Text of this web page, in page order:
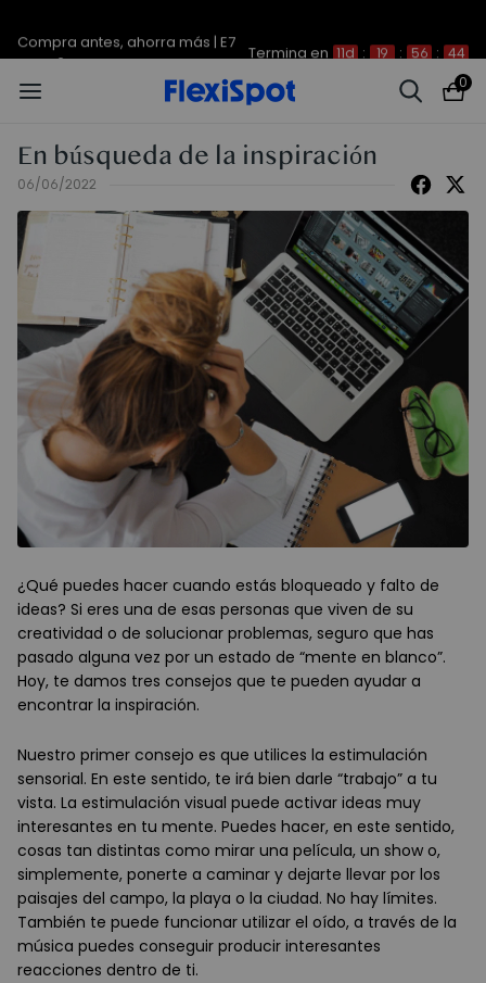
Plus -200 €
0
En búsqueda de la inspiración
06/06/2022
¿Qué puedes hacer cuando estás bloqueado y falto de
ideas? Si eres una de esas personas que viven de su
creatividad o de solucionar problemas, seguro que has
pasado alguna vez por un estado de “mente en blanco”.
Hoy, te damos tres consejos que te pueden ayudar a
encontrar la inspiración.
Nuestro primer consejo es que utilices la estimulación
sensorial. En este sentido, te irá bien darle “trabajo” a tu
vista. La estimulación visual puede activar ideas muy
interesantes en tu mente. Puedes hacer, en este sentido,
cosas tan distintas como mirar una película, un show o,
simplemente, ponerte a caminar y dejarte llevar por los
paisajes del campo, la playa o la ciudad. No hay límites.
También te puede funcionar utilizar el oído, a través de la
música puedes conseguir producir interesantes
reacciones dentro de ti.